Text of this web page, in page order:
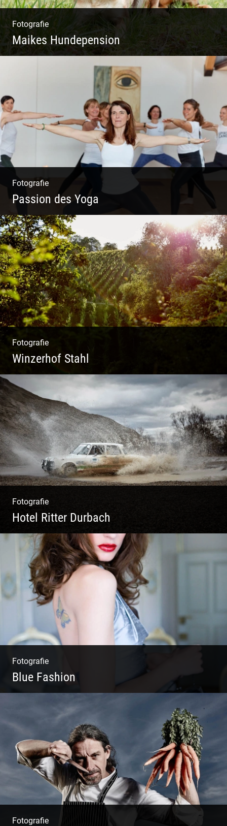
Fotografie
Maikes Hundepension
Tierisch lebendiges Shooting
Fotografie
Passion des Yoga
Ein herzliches Team
Fotografie
Winzerhof Stahl
Ganz neu durfte es werden. Alles. Fotos.
Web. Shop.
Fotografie
Hotel Ritter Durbach
Matsch|Oldtimer|Männer|Spass
Fotografie
Blue Fashion
Blue Fashion
Fotografie